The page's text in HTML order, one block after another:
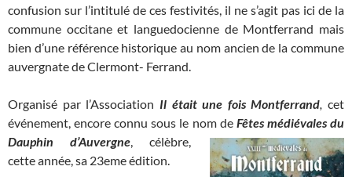
confusion sur l’intitulé de ces festivités, il ne s’agit pas ici de la
commune occitane et languedocienne de Montferrand mais
bien d’une référence historique au nom ancien de la commune
auvergnate de Clermont- Ferrand.
Organisé par l’Association Il était une fois Montferrand, cet
événement, encore connu sous le nom de Fêtes médiévales du
Dauphin d’Auvergne, célèbre,
cette année, sa 23eme édition.